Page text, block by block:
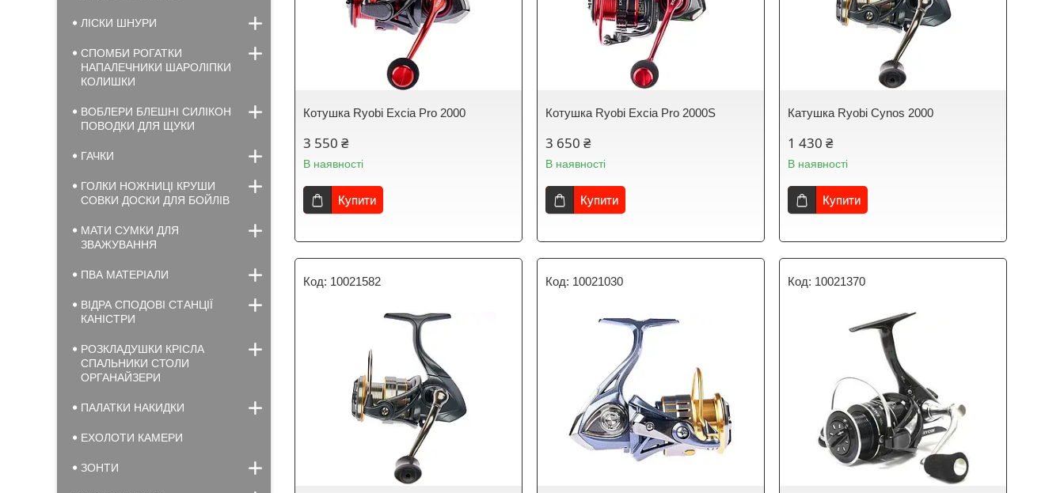
Котушка Ryobi Excia Pro 2000
3 550 ₴
В наявності
Купити
Котушка Ryobi Excia Pro 2000S
3 650 ₴
В наявності
Купити
Катушка Ryobi Cynos 2000
1 430 ₴
В наявності
Купити
10021582 10021030 10021370
ЛІСКИ ШНУРИ
СПОМБИ РОГАТКИ
НАПАЛЕЧНИКИ ШАРОЛІПКИ
КОЛИШКИ
ВОБЛЕРИ БЛЕШНІ СИЛІКОН
ПОВОДКИ ДЛЯ ЩУКИ
ГАЧКИ
ГОЛКИ НОЖНИЦІ КРУШИ
СОВКИ ДОСКИ ДЛЯ БОЙЛІВ
МАТИ СУМКИ ДЛЯ
ЗВАЖУВАННЯ
ПВА МАТЕРІАЛИ
ВІДРА СПОДОВІ СТАНЦІЇ
КАНІСТРИ
РОЗКЛАДУШКИ КРІСЛА
СПАЛЬНИКИ СТОЛИ
ОРГАНАЙЗЕРИ
ПАЛАТКИ НАКИДКИ
ЕХОЛОТИ КАМЕРИ
ЗОНТИ